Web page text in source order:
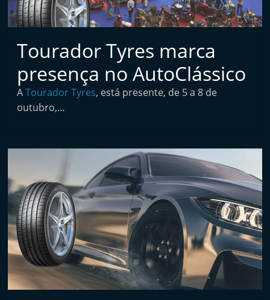
i
n
e
p
e
e
d
e
p
n
e
Tourador Tyres marca
presença no AutoClássico
ATourador Tyres, está presente, de 5 a 8 de
outubro,…